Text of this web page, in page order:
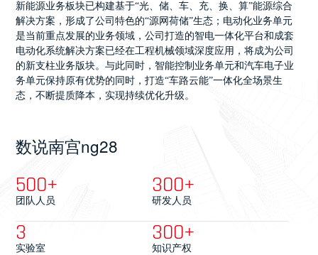
新能源业务板块已构建基于“光、储、车、充、换、算”能源综合
解决方案，形成了公司特色的“源网荷储”生态；电动化业务单元
是当前重点发展的业务领域，公司打造的智电一体化平台和成套
电动化系统解决方案已经在工程机械领域深度应用，将成为公司
的新支柱业务版块。与此同时，智能控制业务单元和汽车电子业
务单元保持原有优势的同时，打造“车路云能”一体化全场景生
态，不断提质降本，实现持续优化升级。
数说南宫ng28
500+
团队人员
300+
研发人员
3
实验室
300+
知识产权